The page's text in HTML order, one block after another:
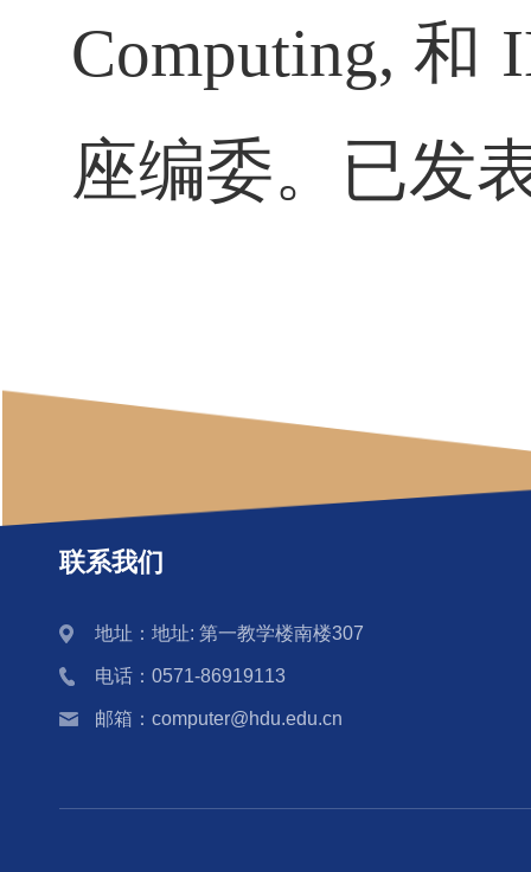
Computing, 和
座编委。已发
联系我们
地址：地址: 第一教学楼南楼307
电话：0571-86919113
邮箱：computer@hdu.edu.cn